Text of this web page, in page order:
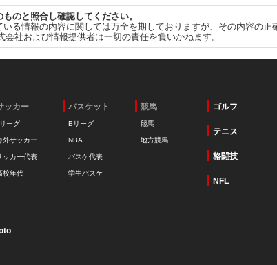
ものと照合し確認してください。
る情報の内容に関しては万全を期しておりますが、その内容の
社および情報提供者は一切の責任を負いかねます。
ッカー
ーグ
外サッカー
ッカー代表
校年代
バスケット
Bリーグ
NBA
バスケ代表
学生バスケ
競馬
競馬
地方競馬
ゴルフ
テニス
格闘技
NFL